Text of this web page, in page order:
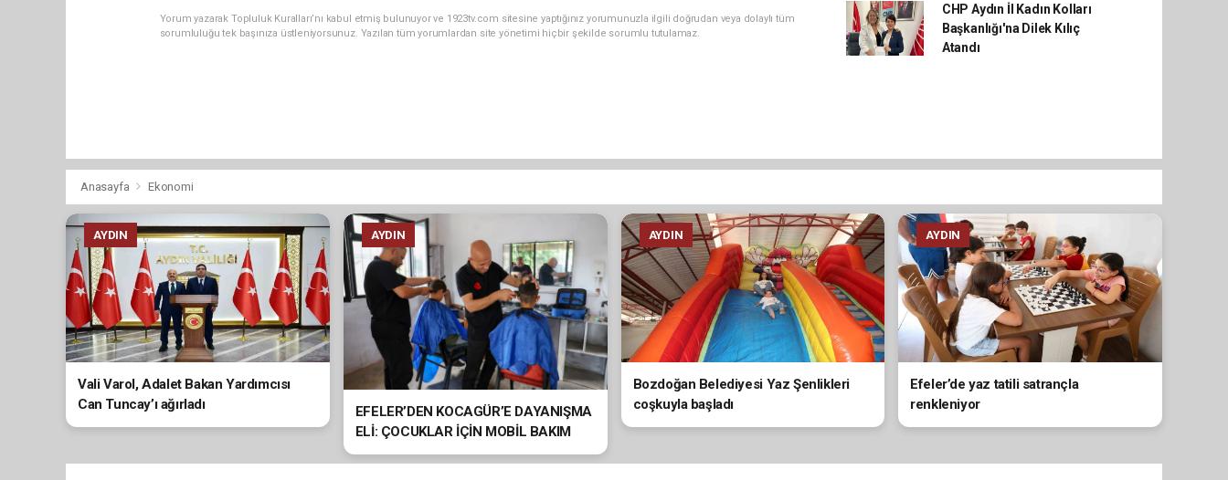
Yorum yazarak Topluluk Kuralları’nı kabul etmiş bulunuyor ve 1923tv.com sitesine yaptığınız yorumunuzla ilgili doğrudan veya dolaylı tüm
sorumluluğu tek başınıza üstleniyorsunuz. Yazılan tüm yorumlardan site yönetimi hiçbir şekilde sorumlu tutulamaz.
CHP Aydın İl Kadın Kolları
Başkanlığı'na Dilek Kılıç
Atandı
Anasayfa Ekonomi
AYDIN
Vali Varol, Adalet Bakan Yardımcısı
Can Tuncay’ı ağırladı
AYDIN
EFELER’DEN KOCAGÜR’E DAYANIŞMA
ELİ: ÇOCUKLAR İÇİN MOBİL BAKIM
HİZMETİ
AYDIN
Bozdoğan Belediyesi Yaz Şenlikleri
coşkuyla başladı
AYDIN
Efeler’de yaz tatili satrançla
renkleniyor